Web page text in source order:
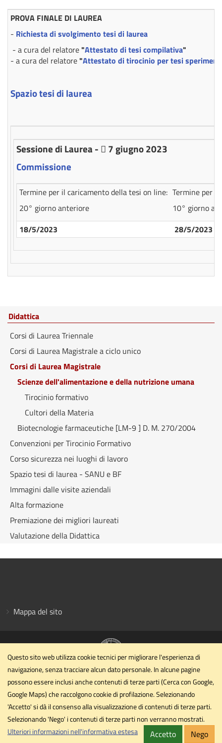
PROVA FINALE DI LAUREA
- Richiesta di svolgimento tesi di laurea
- a cura del relatore "Attestato di tesi compilativa"
- a cura del relatore "Attestato di tirocinio per tesi
Spazio tesi di laurea
Sessione di Laurea -  7 giugno 2023
Commissione
Termine per il caricamento della tesi on line:
20° giorno anteriore
Termine per
10° giorno
18/5/2023
28/5/2023
Didattica
Corsi di Laurea Triennale
Corsi di Laurea Magistrale a ciclo unico
Corsi di Laurea Magistrale
Scienze dell'alimentazione e della nutrizione umana
Tirocinio formativo
Cultori della Materia
Biotecnologie farmaceutiche [LM-9 ] D. M. 270/2004
Convenzioni per Tirocinio Formativo
Corso sicurezza nei luoghi di lavoro
Spazio tesi di laurea - SANU e BF
Immagini dalle visite aziendali
Alta formazione
Premiazione dei migliori laureati
Valutazione della Didattica
Mappa del sito
Dipartimento di Scienze Farmaceutiche
Università degli Studi di Perugia
Via Palazzeschi n. 9 Padiglione X, II piano - 06126 Perugia
Email
dipartimento.dsf@cert.unipg.it
Privacy
Cookie Note legali Accessibilità
Questo sito web utilizza cookie tecnici per migliorare l'esperienza di
navigazione, senza tracciare alcun dato personale. In alcune pagine
possono essere inclusi anche contenuti di terze parti (Cerca con Google,
Google Maps) che raccolgono cookie di profilazione. Selezionando
'Accetto' si dà il consenso alla visualizzazione di contenuti di terze parti.
Selezionando 'Nego' i contenuti di terze parti non verranno mostrati.
Ulteriori informazioni nell'informativa estesa
Accetto Nego